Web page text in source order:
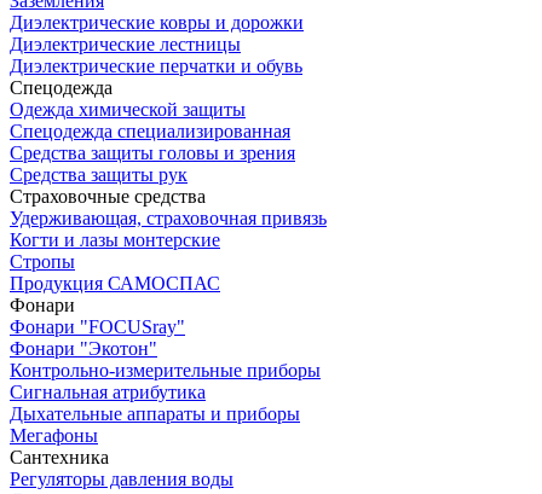
Диэлектрические ковры и дорожки
Диэлектрические лестницы
Диэлектрические перчатки и обувь
Спецодежда
Одежда химической защиты
Спецодежда специализированная
Средства защиты головы и зрения
Средства защиты рук
Страховочные средства
Удерживающая, страховочная привязь
Когти и лазы монтерские
Стропы
Продукция САМОСПАС
Фонари
Фонари "FOCUSray"
Фонари "Экотон"
Контрольно-измерительные приборы
Сигнальная атрибутика
Дыхательные аппараты и приборы
Мегафоны
Сантехника
Регуляторы давления воды